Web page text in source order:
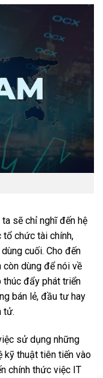
sẽ chỉ nghĩ đến hệ
chức tài chính,
cuối. Cho đến
còn dùng để nói về
thúc đẩy phát triển
bán lẻ, đầu tư hay
tử.
sử dụng những
kỹ thuật tiên tiến vào
chính thức việc IT